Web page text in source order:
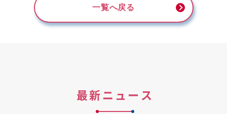
一覧へ戻る
最新ニュース